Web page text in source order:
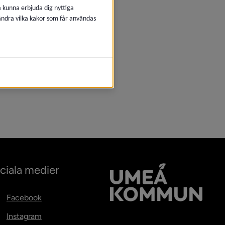
medier
Facebook
Instagram
erbjuda dig nyttiga
vilka kakor som får användas